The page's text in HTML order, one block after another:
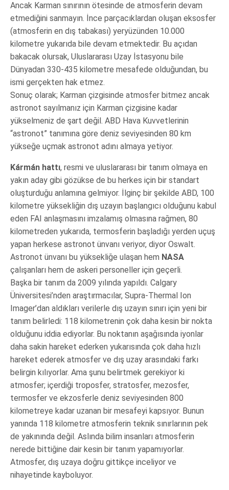
Ancak Karman sınırının ötesinde de atmosferin devam
etmediğini sanmayın. İnce parçacıklardan oluşan eksosfer
(atmosferin en dış tabakası) yeryüzünden 10.000
kilometre yukarıda bile devam etmektedir. Bu açıdan
bakacak olursak, Uluslararası Uzay İstasyonu bile
Dünyadan 330-435 kilometre mesafede olduğundan, bu
ismi gerçekten hak etmez.
Sonuç olarak; Karman çizgisinde atmosfer bitmez ancak
astronot sayılmanız için Karman çizgisine kadar
yükselmeniz de şart değil. ABD Hava Kuvvetlerinin
“astronot” tanımına göre deniz seviyesinden 80 km
yükseğe uçmak astronot adını almaya yetiyor.
Kármán hattı, resmi ve uluslararası bir tanım olmaya en
yakın aday gibi gözükse de bu herkes için bir standart
oluşturduğu anlamına gelmiyor. İlginç bir şekilde ABD, 100
kilometre yüksekliğin dış uzayın başlangıcı olduğunu kabul
eden FAI anlaşmasını imzalamış olmasına rağmen, 80
kilometreden yukarıda, termosferin başladığı yerden uçuş
yapan herkese astronot ünvanı veriyor, diyor Oswalt.
Astronot ünvanı bu yüksekliğe ulaşan hem NASA
çalışanları hem de askeri personeller için geçerli.
Başka bir tanım da 2009 yılında yapıldı. Calgary
Üniversitesi’nden araştırmacılar, Supra-Thermal Ion
Imager’dan aldıkları verilerle dış uzayın sınırı için yeni bir
tanım belirledi: 118 kilometrenin çok daha kesin bir nokta
olduğunu iddia ediyorlar. Bu noktanın aşağısında iyonlar
daha sakin hareket ederken yukarısında çok daha hızlı
hareket ederek atmosfer ve dış uzay arasındaki farkı
belirgin kılıyorlar. Ama şunu belirtmek gerekiyor ki
atmosfer; içerdiği troposfer, stratosfer, mezosfer,
termosfer ve ekzosferle deniz seviyesinden 800
kilometreye kadar uzanan bir mesafeyi kapsıyor. Bunun
yanında 118 kilometre atmosferin teknik sınırlarının pek
de yakınında değil. Aslında bilim insanları atmosferin
nerede bittiğine dair kesin bir tanım yapamıyorlar.
Atmosfer, dış uzaya doğru gittikçe inceliyor ve
nihayetinde kayboluyor.